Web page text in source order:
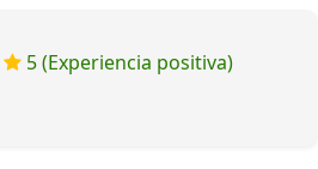
5 (Experiencia positiva)